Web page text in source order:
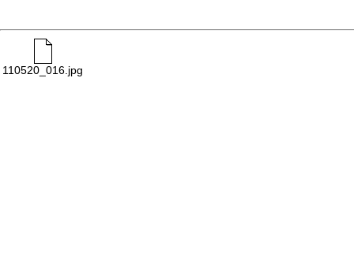
110520_016.jpg